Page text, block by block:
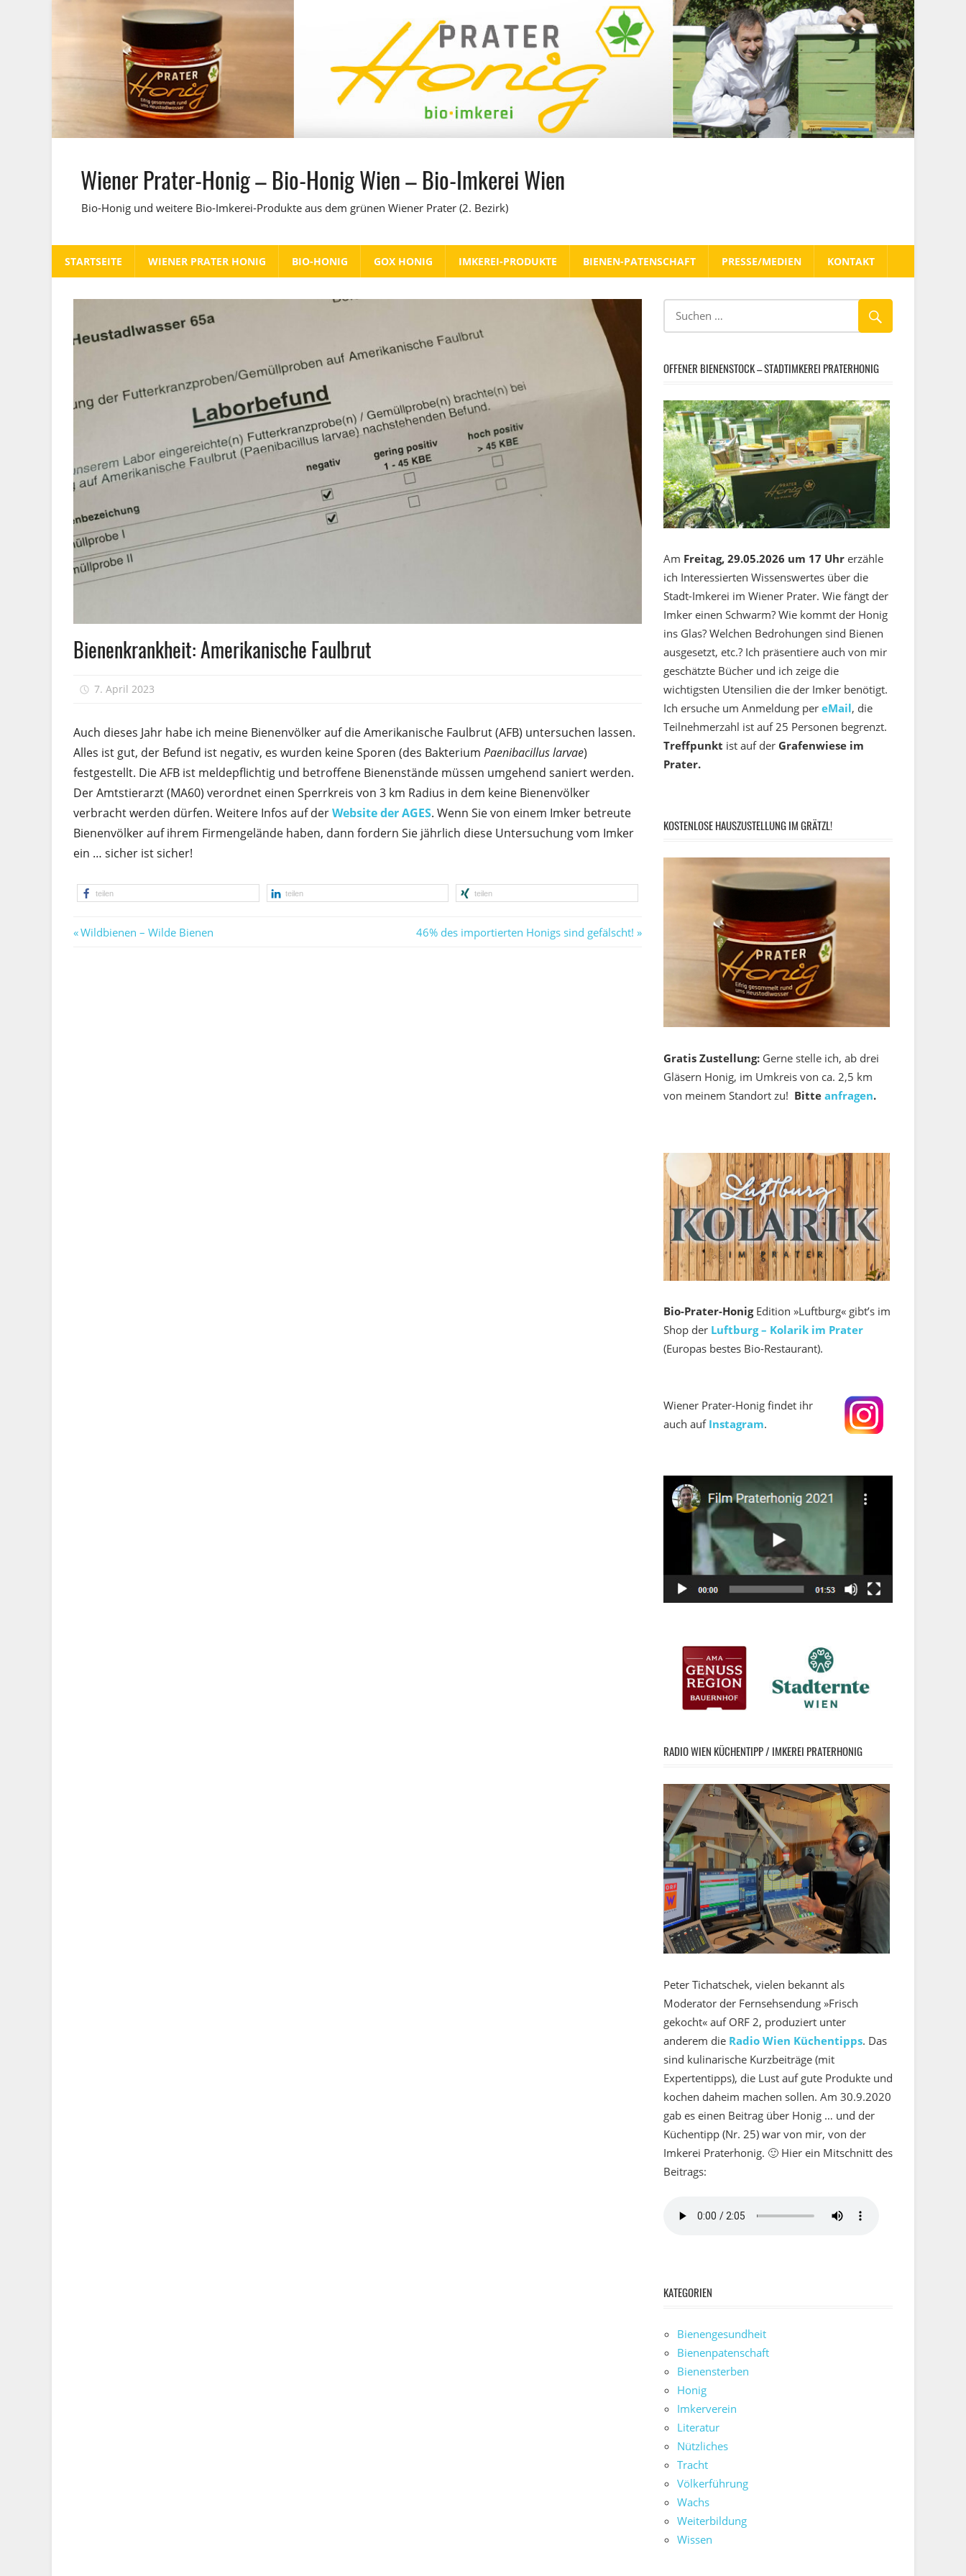
Wiener Prater-Honig – Bio-Honig Wien – Bio-Imkerei Wien
Bio-Honig und weitere Bio-Imkerei-Produkte aus dem grünen Wiener Prater (2. Bezirk)
STARTSEITE WIENER PRATER HONIG BIO-HONIG GOX HONIG IMKEREI-PRODUKTE BIENEN-PATENSCHAFT PRESSE/MEDIEN KONTAKT
Bienengesundheit
Bienenkrankheit: Amerikanische Faulbrut
7. April 2023
Auch dieses Jahr habe ich meine Bienenvölker auf die Amerikanische Faulbrut (AFB) untersuchen lassen.
Alles ist gut, der Befund ist negativ, es wurden keine Sporen (des Bakterium Paenibacilluslarvae)
festgestellt. Die AFB ist meldepflichtig und betroffene Bienenstände müssen umgehend saniert werden.
Der Amtstier­arzt (MA60) verordnet einen Sperrkreis von 3 km Radius in dem keine Bienen­völker
verbracht werden dürfen. Weitere Infos auf derWebsite der AGES. Wenn Sie von einem Imker betreute
Bienenvölker auf ihrem Firmengelände haben, dann fordern Sie jährlich diese Unter­suchung vom Imker
ein … sicher ist sicher!
teilen teilen teilen
Beitragsnavigation
Vorheriger
Wildbienen – Wilde Bienen
Nächster
46% des importierten Honigs sind gefälscht!
OFFENER BIENENSTOCK – STADTIMKEREI PRATERHONIG
Am Freitag, 29.05.2026 um 17 Uhrerzähle
ich Interessierten Wissenswertes über die
Stadt-Imkerei im Wiener Prater. Wie fängt der
Imker einen Schwarm? Wie kommt der Honig
ins Glas? Welchen Bedrohungen sind Bienen
ausgesetzt, etc.? Ich präsentiere auch von mir
geschätzte Bücher und ich zeige die
wichtigsten Utensilien die der Imker benötigt.
Ich ersuche um Anmeldung per eMail, die
Teilnehmerzahl ist auf 25 Personen begrenzt.
Treffpunkt ist auf der Grafenwiese im
Prater.
KOSTENLOSE HAUSZUSTELLUNG IM GRÄTZL!
Gratis Zustellung:Gerne stelle ich, ab drei
Gläsern Honig, im Umkreis von ca. 2,5 km
von meinem Standort zu! Bitte anfragen.
Bio-Prater-HonigEdition »Luftburg« gibt’s im
Shop der Luftburg – Kolarik im Prater
(Europas bestes Bio-Restaurant).
Wiener Prater-Honig findet ihr
auch auf Instagram.
RADIO WIEN KÜCHENTIPP / IMKEREI PRATERHONIG
Peter Tichatschek, vielen bekannt als
Moderator der Fernsehsendung »Frisch
gekocht« auf ORF 2, produziert unter
anderem die Radio Wien Küchentipps. Das
sind kulinarische Kurzbeiträge (mit
Expertentipps), die Lust auf gute Produkte und
kochen daheim machen sollen. Am 30.9.2020
gab es einen Beitrag über Honig … und der
Küchentipp (Nr. 25) war von mir, von der
Imkerei Praterhonig. 🙂 Hier ein Mitschnitt des
Beitrags:
KATEGORIEN
Bienengesundheit
Bienenpatenschaft
Bienensterben
Honig
Imkerverein
Literatur
Nützliches
Tracht
Völkerführung
Wachs
Weiterbildung
Wissen